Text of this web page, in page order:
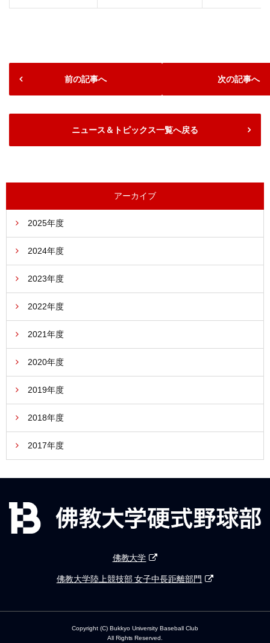
前の記事へ 次の記事へ
ニュース＆トピックス一覧へ戻る
アーカイブ
2025年度
2024年度
2023年度
2022年度
2021年度
2020年度
2019年度
2018年度
2017年度
佛教大学
佛教大学陸上競技部 女子中長距離部門
Copyright (C) Bukkyo University Baseball Club
All Rights Reserved.